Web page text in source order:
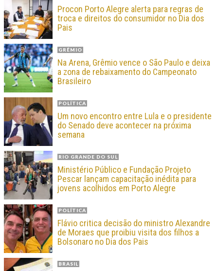
Procon Porto Alegre alerta para regras de
troca e direitos do consumidor no Dia dos
Pais
GRÊMIO
Na Arena, Grêmio vence o São Paulo e deixa
a zona de rebaixamento do Campeonato
Brasileiro
POLÍTICA
Um novo encontro entre Lula e o presidente
do Senado deve acontecer na próxima
semana
RIO GRANDE DO SUL
Ministério Público e Fundação Projeto
Pescar lançam capacitação inédita para
jovens acolhidos em Porto Alegre
POLÍTICA
Flávio critica decisão do ministro Alexandre
de Moraes que proibiu visita dos filhos a
Bolsonaro no Dia dos Pais
BRASIL